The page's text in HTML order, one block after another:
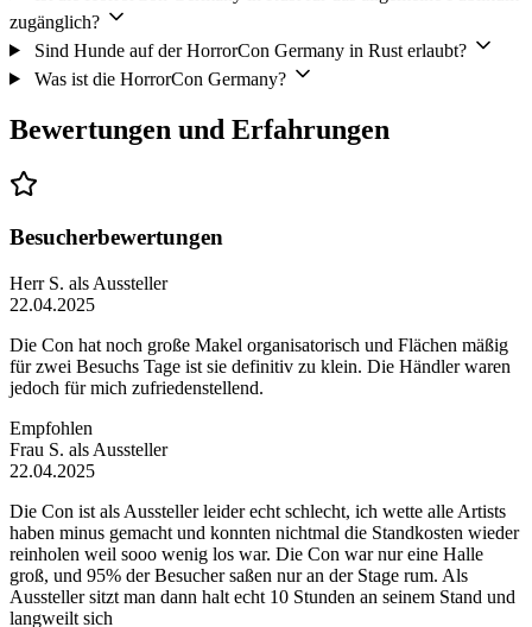
zugänglich?
Sind Hunde auf der HorrorCon Germany in Rust erlaubt?
Was ist die HorrorCon Germany?
Bewertungen und Erfahrungen
Besucherbewertungen
Herr S. als Aussteller
22.04.2025
Die Con hat noch große Makel organisatorisch und Flächen mäßig
für zwei Besuchs Tage ist sie definitiv zu klein. Die Händler waren
jedoch für mich zufriedenstellend.
Empfohlen
Frau S. als Aussteller
22.04.2025
Die Con ist als Aussteller leider echt schlecht, ich wette alle Artists
haben minus gemacht und konnten nichtmal die Standkosten wieder
reinholen weil sooo wenig los war. Die Con war nur eine Halle
groß, und 95% der Besucher saßen nur an der Stage rum. Als
Aussteller sitzt man dann halt echt 10 Stunden an seinem Stand und
langweilt sich